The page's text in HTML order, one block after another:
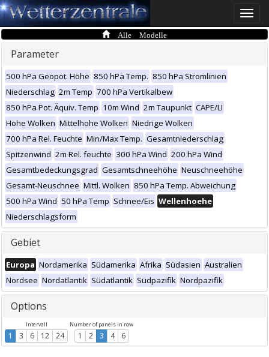
Toggle
Alle Modelle
Parameter
500 hPa Geopot. Höhe 850 hPa Temp. 850 hPa Stromlinien
Niederschlag 2m Temp 700 hPa Vertikalbew
850 hPa Pot. Äquiv. Temp 10m Wind 2m Taupunkt CAPE/LI
Hohe Wolken Mittelhohe Wolken Niedrige Wolken
700 hPa Rel. Feuchte Min/Max Temp. Gesamtniederschlag
Spitzenwind 2m Rel. feuchte 300 hPa Wind 200 hPa Wind
Gesamtbedeckungsgrad Gesamtschneehöhe Neuschneehöhe
Gesamt-Neuschnee Mittl. Wolken 850 hPa Temp. Abweichung
500 hPa Wind 50 hPa Temp Schnee/Eis Wellenhoehe
Niederschlagsform
Gebiet
Europa Nordamerika Südamerika Afrika Südasien Australien
Nordsee Nordatlantik Südatlantik Südpazifik Nordpazifik
Options
Intervall
1 3 6 12 24
Number of panels in row
1 2 3 4 6